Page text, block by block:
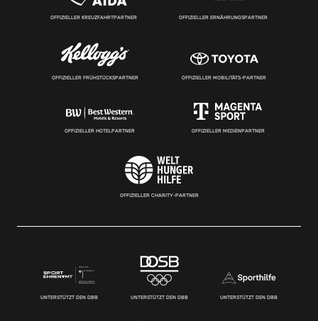
OFFIZIELLER KREUZFAHRTPARTNER OFFIZIELLER ERNÄHRUNGSPARTNER
OFFIZIELLER FRÜHSTÜCKSPARTNER OFFIZIELLER MOBILITÄTS-PARTNER
OFFIZIELLER HOTELPARTNER OFFIZIELLER MEDIENPARTNER
OFFIZIELLER CHARITY-PARTNER
UNTERSTÜTZT DEN DBB UNTERSTÜTZT DEN DBB UNTERSTÜTZT DEN DBB